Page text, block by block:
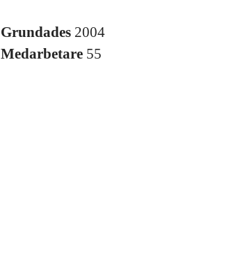
Grundades 2004
Medarbetare 55